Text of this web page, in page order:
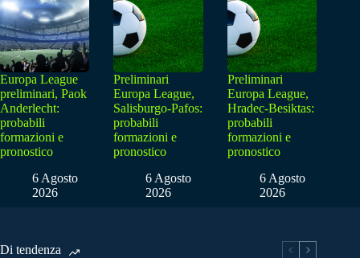
Europa League
preliminari, Paok
Anderlecht:
probabili
formazioni e
pronostico
6 Agosto
2026
Preliminari
Europa League,
Salisburgo-Pafos:
probabili
formazioni e
pronostico
6 Agosto
2026
Preliminari
Europa League,
Hradec-Besiktas:
probabili
formazioni e
pronostico
6 Agosto
2026
Di tendenza